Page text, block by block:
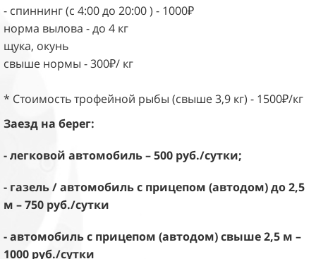
- спиннинг (с 4:00 до 20:00 ) - 1000₽
норма вылова - до 4 кг
щука, окунь
свыше нормы - 300₽/ кг
* Стоимость трофейной рыбы (свыше 3,9 кг) - 1500₽/кг
Заезд на берег:
- легковой автомобиль – 500 руб./сутки;
- газель / автомобиль с прицепом (автодом) до 2,5
м – 750 руб./сутки
- автомобиль с прицепом (автодом) свыше 2,5 м –
1000 руб./сутки